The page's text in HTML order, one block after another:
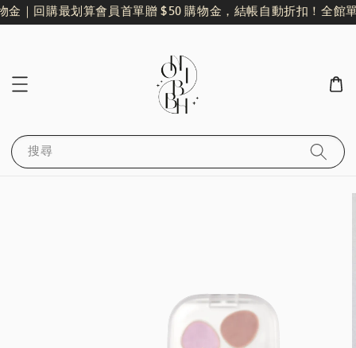
｜回購最划算會員首單贈 $50 購物金，結帳自動折扣！ 全館單
搜尋